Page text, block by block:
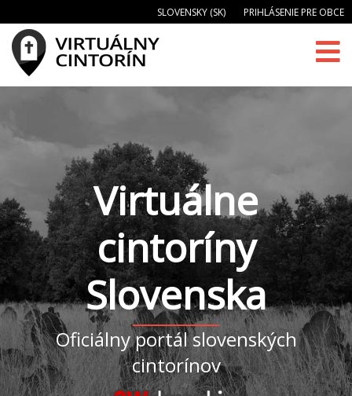
SLOVENSKY (SK) PRIHLÁSENIE PRE OBCE
Virtuálne
cintoríny
Slovenska
Oficiálny portál slovenských
cintorínov